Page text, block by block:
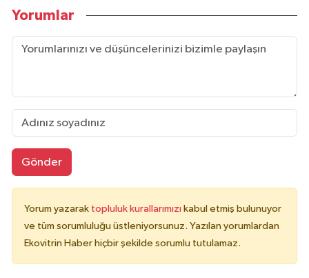
Yorumlar
Gönder
Yorum yazarak topluluk kurallarımızı kabul etmiş bulunuyor
ve tüm sorumluluğu üstleniyorsunuz. Yazılan yorumlardan
Ekovitrin Haber hiçbir şekilde sorumlu tutulamaz.